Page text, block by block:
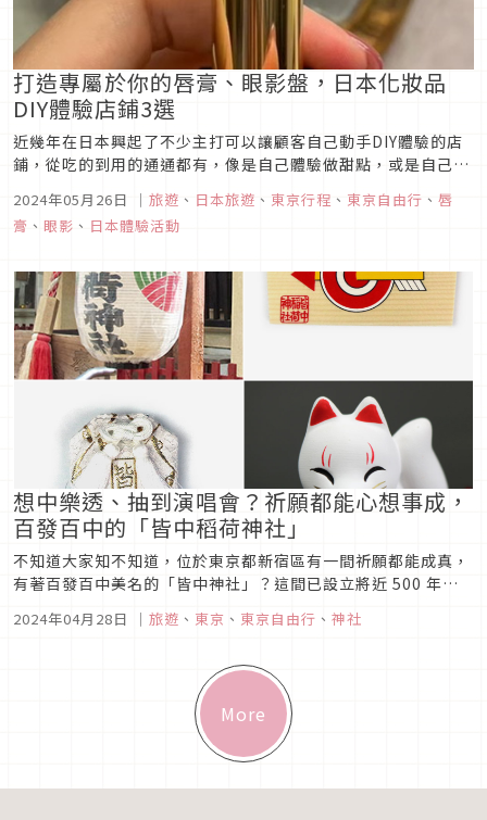
打造專屬於你的唇膏、眼影盤，日本化妝品
DIY體驗店鋪3選
近幾年在日本興起了不少主打可以讓顧客自己動手DIY體驗的店
鋪，從吃的到用的通通都有，像是自己體驗做甜點，或是自己動
品DIY為主的店鋪，讓顧客可以自行搭配出符合自己喜好的口紅
唇膏、眼影等，做出專屬於自己的化妝品，
2024年05月26日 ｜ 旅遊 、 日本旅遊 、 東京行程 、 東京自由行 、 唇
膏 、 眼影 、 日本體驗活動
想中樂透、抽到演唱會？祈願都能心想事成，
百發百中的「皆中稻荷神社」
不知道大家知不知道，位於東京都新宿區有一間祈願都能成真，
有著百發百中美名的「皆中神社」？這間已設立將近 500 年的
年間鐵炮組百人隊的一個神話改名為「皆中神社」後，則成為大
2024年04月28日 ｜ 旅遊 、 東京 、 東京自由行 、 神社
More